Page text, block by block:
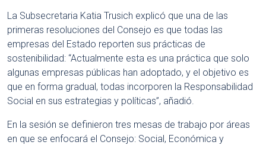
La Subsecretaria Katia Trusich explicó que una de las
primeras resoluciones del Consejo es que todas las
empresas del Estado reporten sus prácticas de
sostenibilidad: “Actualmente esta es una práctica que solo
algunas empresas públicas han adoptado, y el objetivo es
que en forma gradual, todas incorporen la Responsabilidad
Social en sus estrategias y políticas”, añadió.
En la sesión se definieron tres mesas de trabajo por áreas
en que se enfocará el Consejo: Social, Económica y